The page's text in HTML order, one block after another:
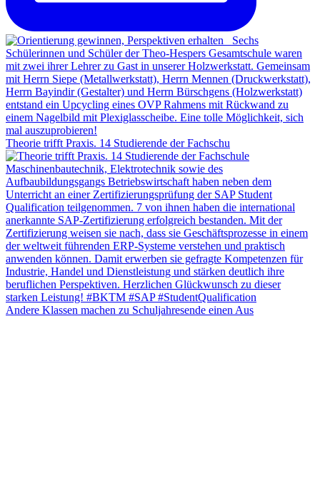
Theorie trifft Praxis. 14 Studierende der Fachschu
Andere Klassen machen zu Schuljahresende einen Aus